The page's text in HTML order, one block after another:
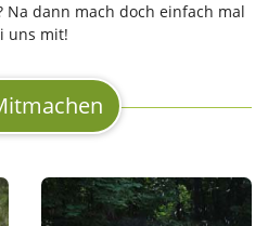
Na dann mach doch einfach mal
uns mit!